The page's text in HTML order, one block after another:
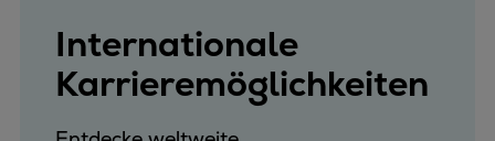
Internationale
Karrieremöglichkeiten